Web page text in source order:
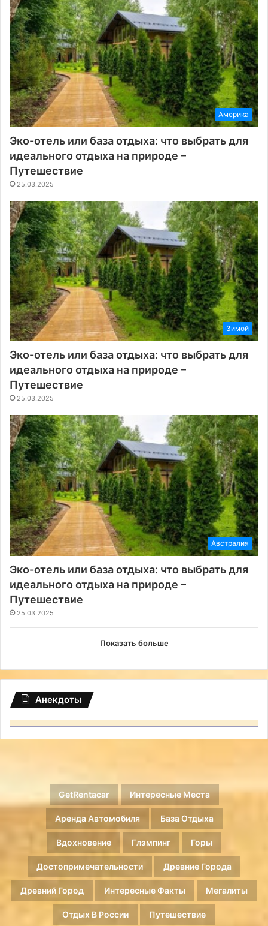
Америка
Эко-отель или база отдыха: что выбрать для
идеального отдыха на природе –
Путешествие
25.03.2025
Зимой
Эко-отель или база отдыха: что выбрать для
идеального отдыха на природе –
Путешествие
25.03.2025
Австралия
Эко-отель или база отдыха: что выбрать для
идеального отдыха на природе –
Путешествие
25.03.2025
Показать больше
Анекдоты
GetRentacar Интересные Места
Аренда Автомобиля База Отдыха
Вдохновение Глэмпинг Горы
Достопримечательности Древние Города
Древний Город Интересные Факты Мегалиты
Отдых В России Путешествие